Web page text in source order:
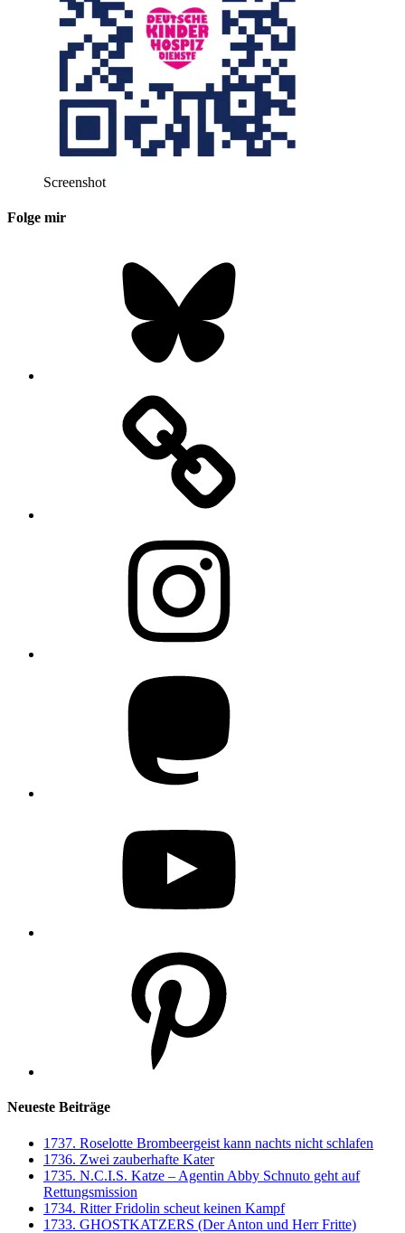
Screenshot
Folge mir
Neueste Beiträge
1737. Roselotte Brombeergeist kann nachts nicht schlafen
1736. Zwei zauberhafte Kater
1735. N.C.I.S. Katze – Agentin Abby Schnuto geht auf
Rettungsmission
1734. Ritter Fridolin scheut keinen Kampf
1733. GHOSTKATZERS (Der Anton und Herr Fritte)